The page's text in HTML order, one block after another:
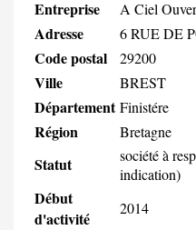
Entreprise A Ciel
Adresse 6 RUE DE
Code postal 29200
Ville BREST
Département Finistére
Région Bretagne
Statut
société à
indication)
Début
d'activité
2014